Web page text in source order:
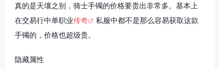
真的是天壤之别，骑士手镯的价格要贵出非常多。基本上
在交易行中单职业传奇
私服中都不是那么容易获取这款
手镯的，价格也超级贵。
隐藏属性